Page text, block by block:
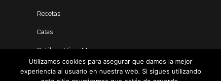
Recetas
Catas
Catálogo Vinos Manero
Utilizamos cookies para asegurar que damos la mejor
experiencia al usuario en nuestra web. Si sigues utilizando